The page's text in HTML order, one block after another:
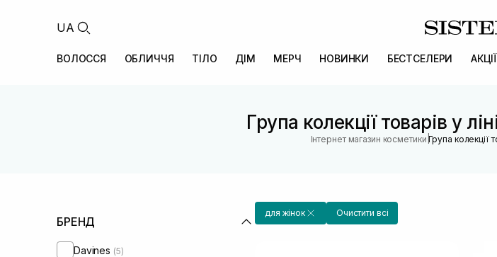
UA
ВОЛОССЯ ОБЛИЧЧЯ ТІЛО ДІМ МЕРЧ НОВИНКИ БЕСТСЕЛЕРИ
Група колекції товарів у
Інтернет магазин косметики |Група колекції
БРЕНД
Davines (5)
для жінок Очистити всі